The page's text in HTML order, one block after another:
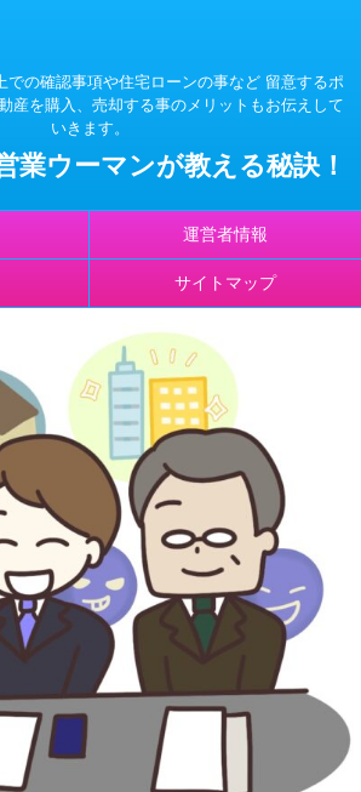
での確認事項や住宅ローンの事など 留意するポ
産を購入、売却する事のメリットもお伝えして
いきます。
ウーマンが教える秘訣！
運営者情報
サイトマップ